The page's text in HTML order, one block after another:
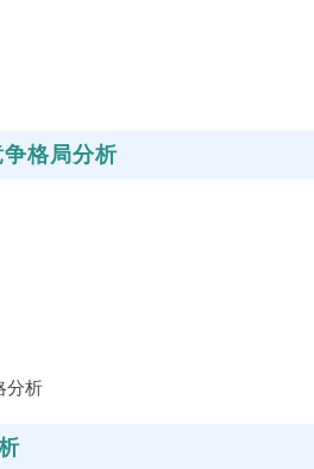
格局分析
分析